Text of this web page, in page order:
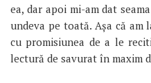
ea, dar apoi mi-am dat
undeva pe toată. Așa că
cu promisiunea de a le
lectură de savurat în maxim